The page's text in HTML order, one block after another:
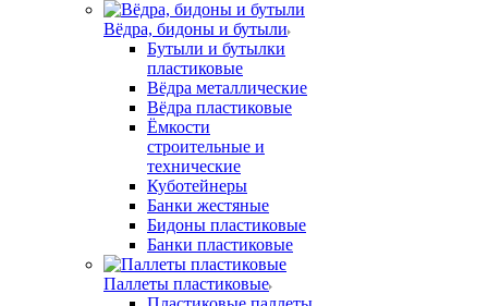
Вёдра, бидоны и бутыли
Бутыли и бутылки
пластиковые
Вёдра металлические
Вёдра пластиковые
Ёмкости
строительные и
технические
Куботейнеры
Банки жестяные
Бидоны пластиковые
Банки пластиковые
Паллеты пластиковые